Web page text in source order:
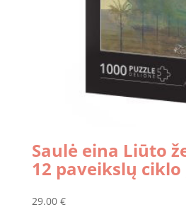
Saulė eina Liūto
12 paveikslų ciklo
29.00 €